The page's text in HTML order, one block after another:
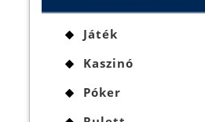
Játék
Kaszinó
Póker